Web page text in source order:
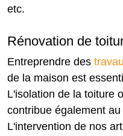
etc.
Rénovation de
Entreprendre des
de la maison est
L'isolation de la toiture
contribue également
L'intervention de nos